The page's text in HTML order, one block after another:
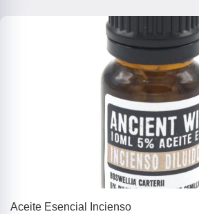
Aceite Esencial Incienso